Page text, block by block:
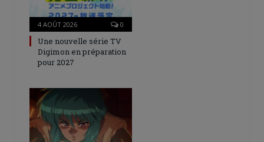
4 AOÛT 2026 0
Une nouvelle série TV
Digimon en préparation
pour 2027